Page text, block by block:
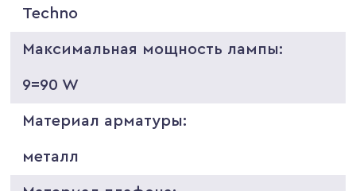
Techno
Максимальная мощность лампы:
9=90 W
Материал арматуры:
металл